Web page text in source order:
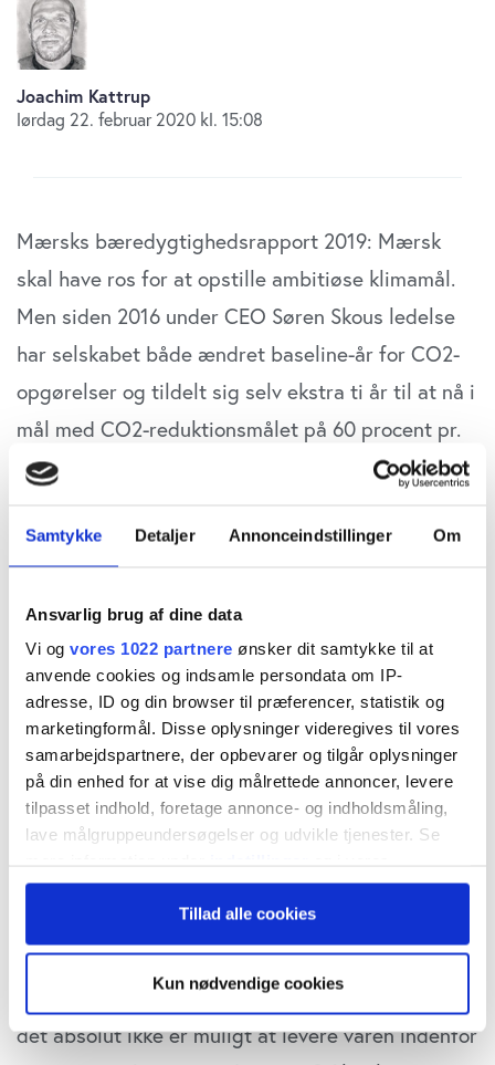
Samtykke Detaljer Annonceindstillinger Om
Ansvarlig brug af dine data
Vi og vores 1022 partnere ønsker dit samtykke til at
anvende cookies og indsamle persondata om IP-
adresse, ID og din browser til præferencer, statistik og
marketingformål. Disse oplysninger videregives til vores
samarbejdspartnere, der opbevarer og tilgår oplysninger
på din enhed for at vise dig målrettede annoncer, levere
tilpasset indhold, foretage annonce- og indholdsmåling,
lave målgruppeundersøgelser og udvikle tjenester. Se
persondatapolitik. Du kan altid trække dit samtykke
tilbage eller ændre indstillinger fra vores
"Cookiedeklaration", eller ved at trykke på "Privacy
Hvis du tillader det, vil vi også gerne:
Indsamle præcise oplysninger om din placering,
Tillad alle cookies
Kun nødvendige cookies
Joachim Kattrup
lørdag 22. februar 2020 kl. 15:08
Mærsks bæredygtighedsrapport 2019: Mærsk
skal have ros for at opstille ambitiøse klimamål.
Men siden 2016 under CEO Søren Skous ledelse
har selskabet både ændret baseline-år for CO2-
opgørelser og tildelt sig selv ekstra ti år til at nå i
mål med CO2-reduktionsmålet på 60 procent pr.
fragtet container, skriver redaktør Joachim
Faktum er, at Mærsk allerede opfylder FN’s
internationale søfartsorganisations (IMO) mål for
relative CO2-udledninger. Søren Skous hidtidige
CO2-resultater minder om en regnskabsteknisk
belejliget manøvre, som sagtens kan holde vand i
lang tid efter topchefen har forladt Esplanaden.
Det eneste Søren Skou ved, er at han ikke ved,
Hvad sker der, hvis en topchef sætter et meget
ambitiøst finansielt mål, men senere erkender, at
det absolut ikke er muligt at levere varen indenfor